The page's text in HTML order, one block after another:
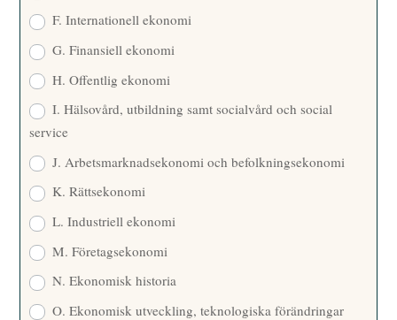
F. Internationell ekonomi
G. Finansiell ekonomi
H. Offentlig ekonomi
I. Hälsovård, utbildning samt socialvård och social
service
J. Arbetsmarknadsekonomi och befolkningsekonomi
K. Rättsekonomi
L. Industriell ekonomi
M. Företagsekonomi
N. Ekonomisk historia
O. Ekonomisk utveckling, teknologiska förändringar